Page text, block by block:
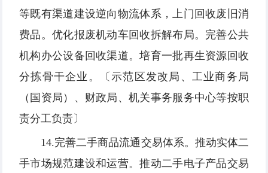
等既有渠道建设逆向物流体系，上门回收废旧消
费品。优化报废机动车回收拆解布局。完善公共
机构办公设备回收渠道。培育一批再生资源回收
分拣骨干企业。〔示范区发改局、工业商务局
（国资局）、财政局、机关事务服务中心等按职
责分工负责〕
14.完善二手商品流通交易体系。推动实体二
手市场规范建设和运营。推动二手电子产品交易